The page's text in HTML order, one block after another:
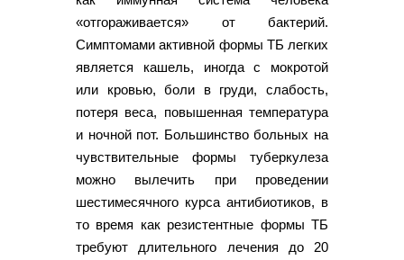
«отгораживается» от бактерий.
Симптомами активной формы ТБ легких
является кашель, иногда с мокротой
или кровью, боли в груди, слабость,
потеря веса, повышенная температура
и ночной пот. Большинство больных на
чувствительные формы туберкулеза
можно вылечить при проведении
шестимесячного курса антибиотиков, в
то время как резистентные формы ТБ
требуют длительного лечения до 20